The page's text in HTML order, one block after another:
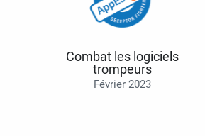
Combat les logiciels
trompeurs
Février 2023